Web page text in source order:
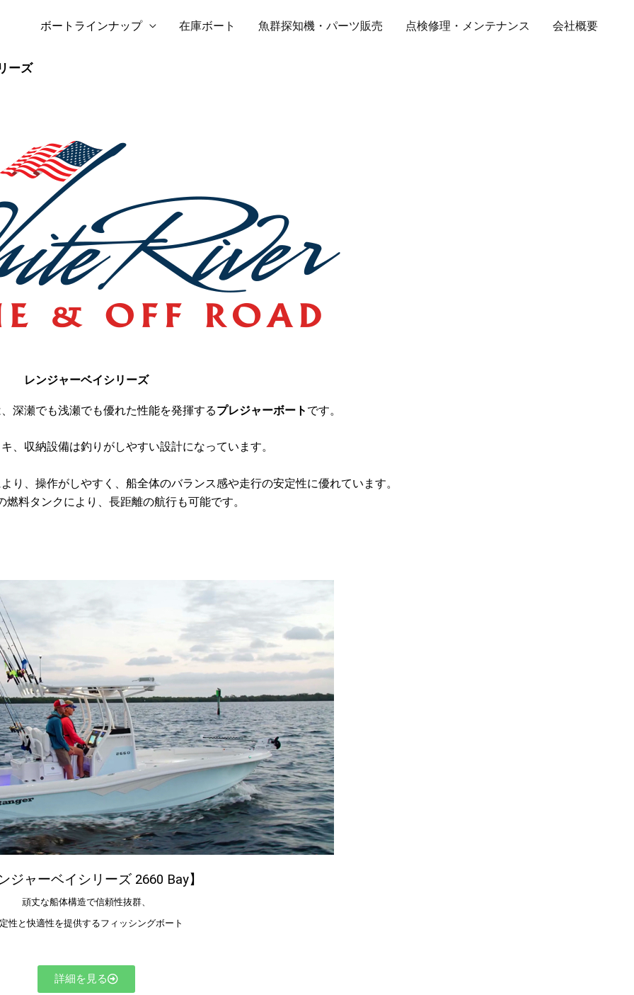
ボートラインナップ 在庫ボート 魚群探知機・パーツ販売 点検修理・メンテナンス 会社概要
ーズ
レンジャーベイシリーズ
深瀬でも浅瀬でも優れた性能を発揮するプレジャーボート です。
、収納設備は釣りがしやすい設計になっています。
り、操作がしやすく、船全体のバランス感や走行の安定性に優れています。
燃料タンクにより、長距離の航行も可能です。
ジャーベイシリーズ 2660 Bay】
頑丈な船体構造で信頼性抜群、
性と快適性を提供するフィッシングボート
詳細を見る